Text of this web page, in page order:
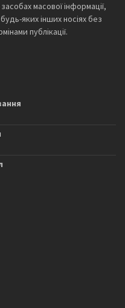
масової інформації,
яких інших носіях без
публікації.